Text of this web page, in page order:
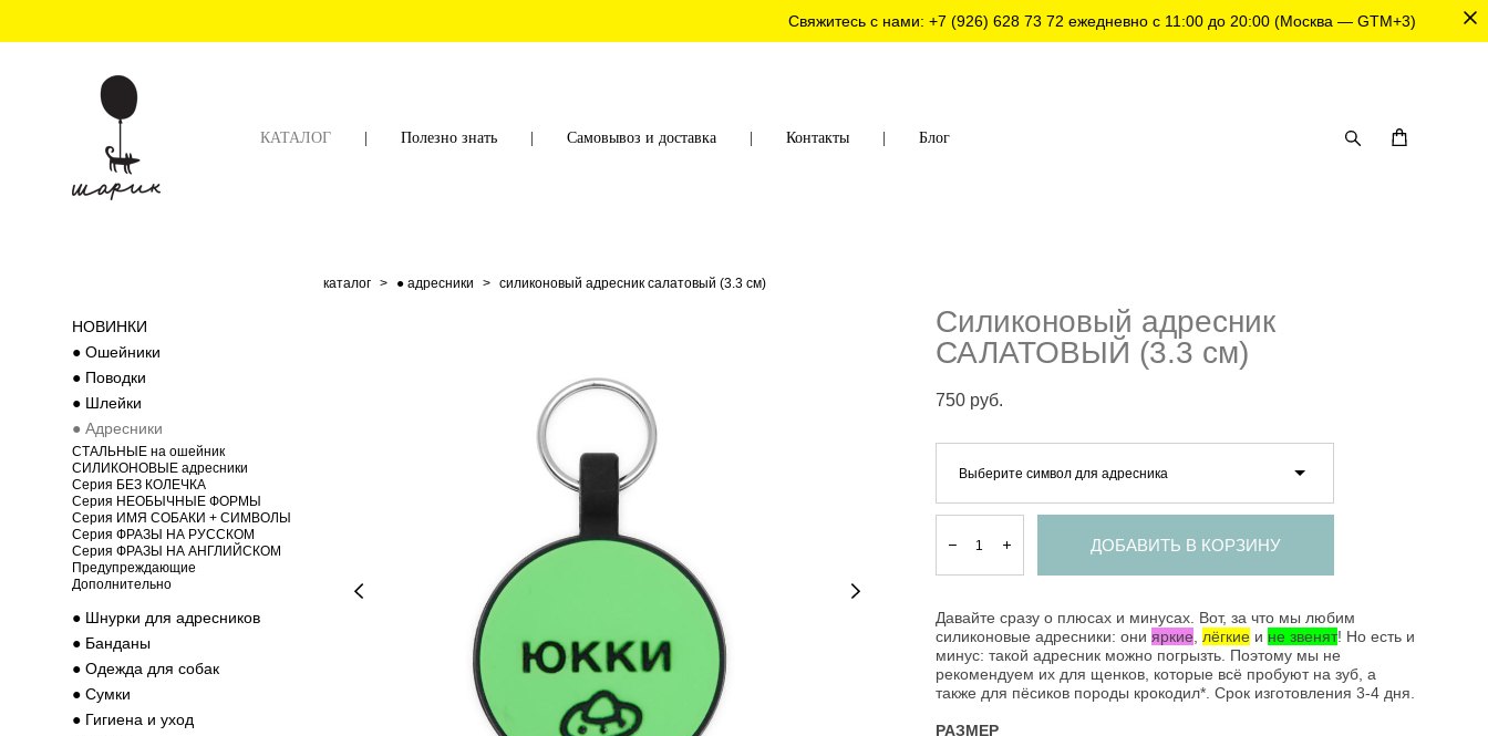
Свяжитесь с нами: +7 (926) 628 73 72 ежедневно с 11:00 до 20:00 (Москва — GTM+3)
КАТАЛОГ | Полезно знать | Самовывоз и доставка | Контакты | Блог
НОВИНКИ
● Ошейники
● Поводки
● Шлейки
● Адресники
СТАЛЬНЫЕ на ошейник
CИЛИКОНОВЫЕ адресники
Серия БЕЗ КОЛЕЧКА
Серия НЕОБЫЧНЫЕ ФОРМЫ
Серия ИМЯ СОБАКИ + СИМВОЛЫ
Серия ФРАЗЫ НА РУССКОМ
Серия ФРАЗЫ НА АНГЛИЙСКОМ
Предупреждающие
Дополнительно
● Шнурки для адресников
● Банданы
● Одежда для собак
● Cумки
● Гигиена и уход
каталог > ● адресники > силиконовый адресник салатовый (3.3 см)
Силиконовый адресник
САЛАТОВЫЙ (3.3 см)
750 pуб.
Выберите символ для адресника
ДОБАВИТЬ В КОРЗИНУ
Давайте сразу о плюсах и минусах. Вот, за что мы любим
силиконовые адресники: они яркие лёгкие и не звенят! Но есть и
минус: такой адресник можно погрызть. Поэтому мы не
рекомендуем их для щенков, которые всё пробуют на зуб, а
также для пёсиков породы крокодил*. Срок изготовления 3-4 дня.
РАЗМЕР